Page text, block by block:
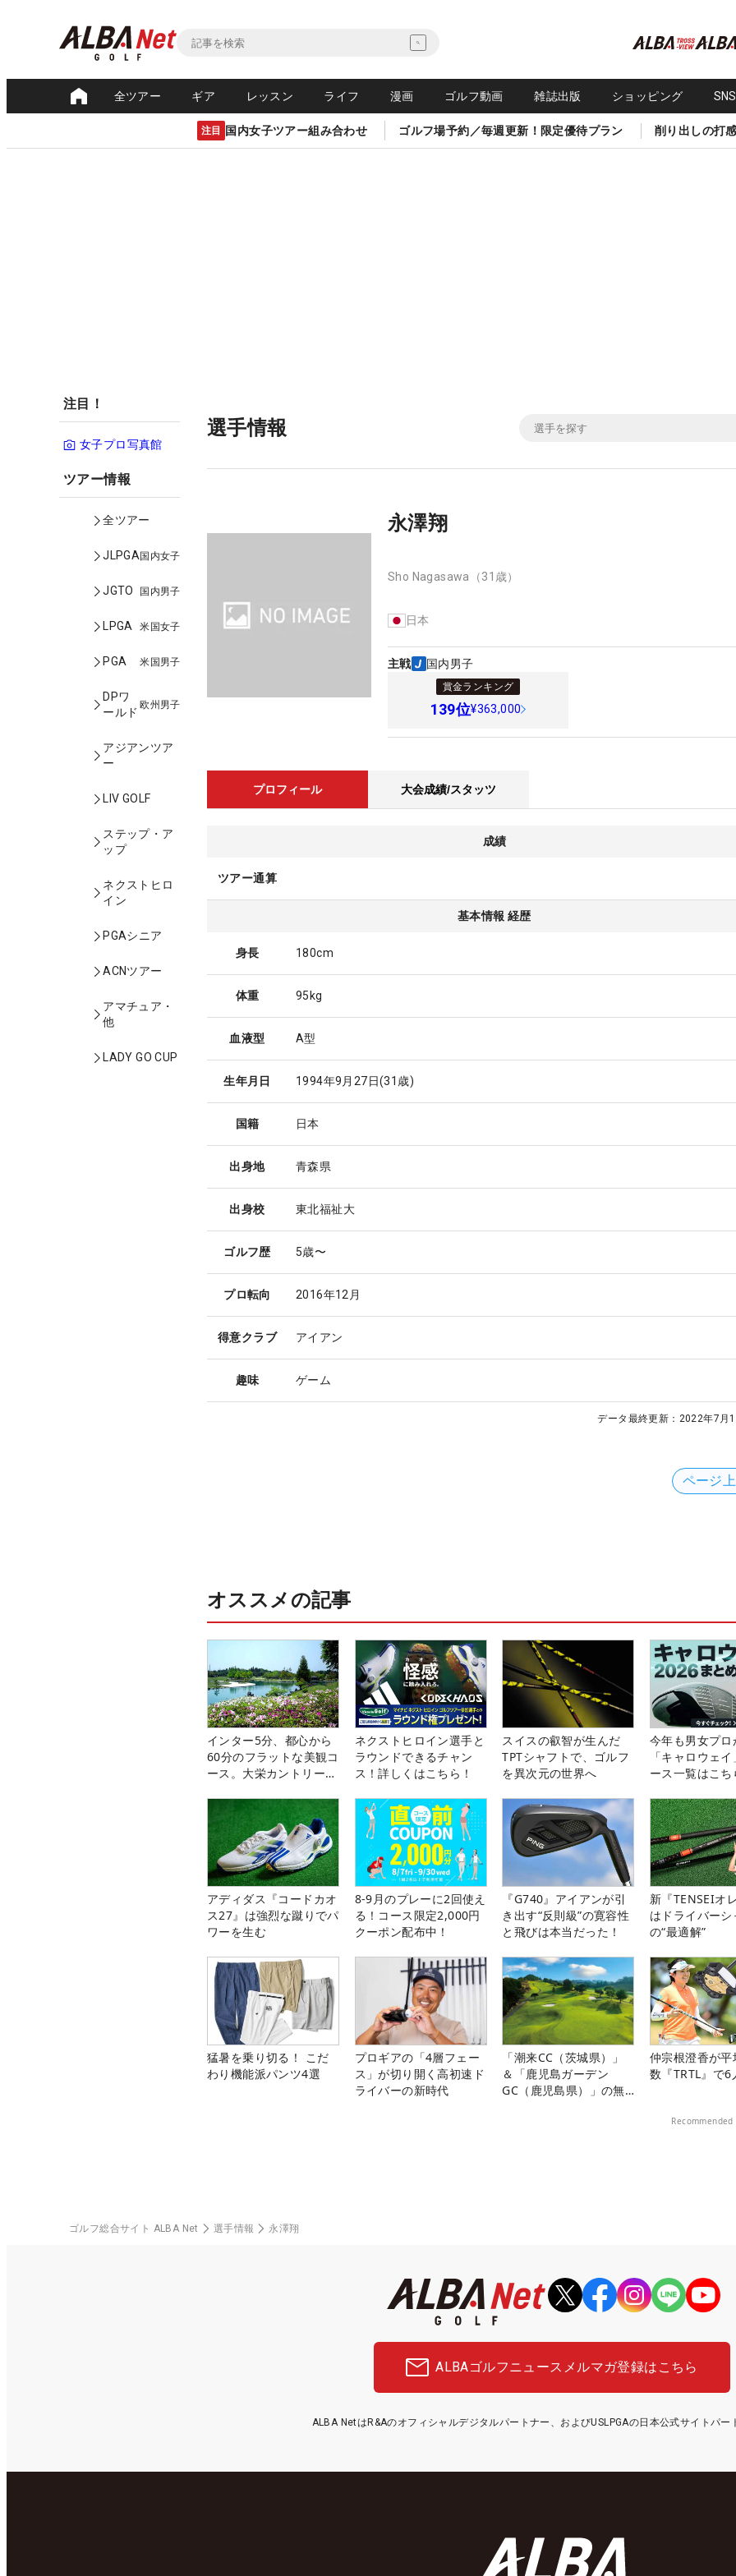
全ツアー ギア レッスン ライフ 漫画 ゴルフ動画 雑誌出版 ショッピング
注目 国内女子ツアー組み合わせ ゴルフ場予約／毎週更新！限定優待プラン 削り出しの打
注目！
女子プロ写真館
ツアー情報
全ツアー
JLPGA国内女子
JGTO 国内男子
LPGA 米国女子
PGA 米国男子
DPワ
ールド
欧州男子
アジアンツア
ー
LIV GOLF
ステップ・ア
ップ
ネクストヒロ
イン
PGAシニア
ACNツアー
アマチュア・
他
LADY GO CUP
選手情報
永澤翔
Sho Nagasawa （31歳）
日本
主戦 国内男子
賞金ランキング
139位¥363,000
プロフィール 大会成績/スタッツ
成績
ツアー通算
基本情報 経歴
身長 180cm
体重 95kg
血液型 A型
生年月日 1994年9月27日(31歳)
国籍 日本
出身地 青森県
出身校 東北福祉大
ゴルフ歴 5歳〜
プロ転向 2016年12月
得意クラブ アイアン
趣味 ゲーム
データ最終更新： 2022年7月
ページ
オススメの記事
インター5分、都心から
60分のフラットな美観コ
ース。大栄カントリー俱
ネクストヒロイン選手と
ラウンドできるチャン
ス！詳しくはこちら！
スイスの叡智が生んだ
TPTシャフトで、ゴルフ
を異次元の世界へ
今年も男女プロ
「キャロウェ
ース一覧はこち
アディダス『コードカオ
ス27』は強烈な蹴りでパ
ワーを生む
8-9月のプレーに2回使え
る！コース限定2,000円
クーポン配布中！
『G740』アイアンが引
き出す“反則級”の寛容性
と飛びは本当だった！
新『TENSEIオ
はドライバーシ
の“最適解”
猛暑を乗り切る！ こだ
わり機能派パンツ4選
プロギアの「4層フェー
ス」が切り開く高初速ド
ライバーの新時代
「潮来CC（茨城県）」
＆「鹿児島ガーデン
GC（鹿児島県）」の無
仲宗根澄香が平
数『TRTL』で6
Recommended
ゴルフ総合サイト ALBA Net 選手情報 永澤翔
ALBAゴルフニュース メルマガ登録はこちら
ALBA NetはR&Aのオフィシャルデジタルパートナー、およびUSLPGAの日本公式サイトパー